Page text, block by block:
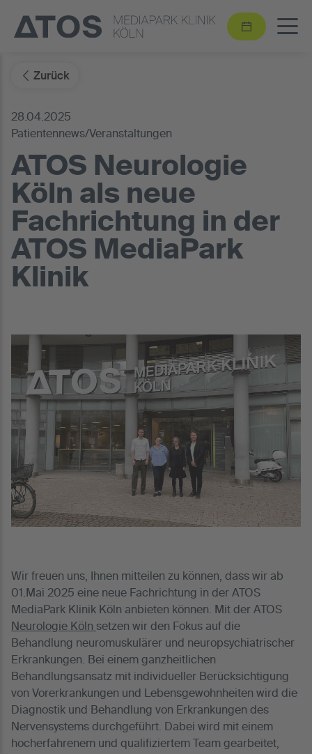
Zurück
28.04.2025
Patientennews/Veranstaltungen
ATOS Neurologie
Köln als neue
Fachrichtung in der
ATOS MediaPark
Klinik
Wir freuen uns, Ihnen mitteilen zu können, dass wir ab
01.Mai 2025 eine neue Fachrichtung in der ATOS
MediaPark Klinik Köln anbieten können. Mit der ATOS
Neurologie Köln setzen wir den Fokus auf die
Behandlung neuromuskulärer und neuropsychiatrischer
Erkrankungen. Bei einem ganzheitlichen
Behandlungsansatz mit individueller Berücksichtigung
von Vorerkrankungen und Lebensgewohnheiten wird die
Diagnostik und Behandlung von Erkrankungen des
Nervensystems durchgeführt. Dabei wird mit einem
hocherfahrenem und qualifiziertem Team gearbeitet,